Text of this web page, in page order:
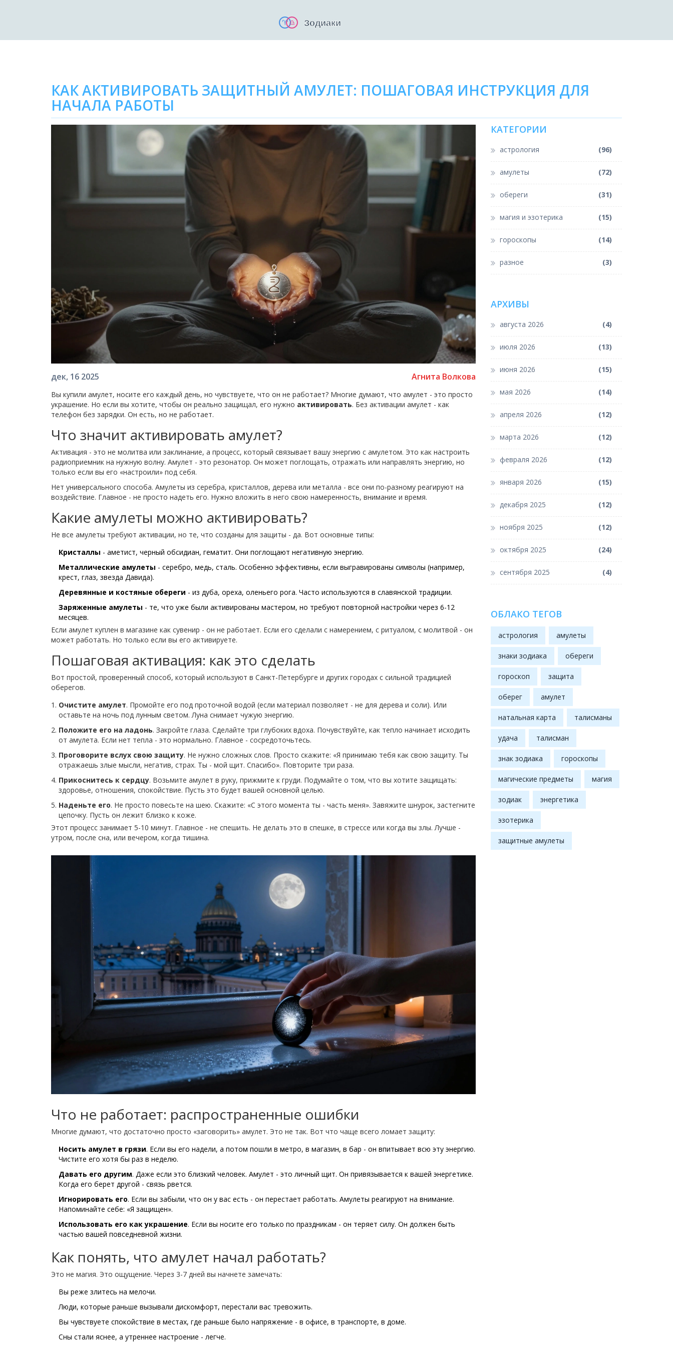
КАК АКТИВИРОВАТЬ ЗАЩИТНЫЙ АМУЛЕТ: ПОШАГОВАЯ ИНСТРУКЦИЯ ДЛЯ
НАЧАЛА РАБОТЫ
дек, 16 2025 Агнита Волкова
Вы купили амулет, носите его каждый день, но чувствуете, что он не работает? Многие думают, что амулет - это просто
украшение. Но если вы хотите, чтобы он реально защищал, его нужно активировать. Без активации амулет - как
телефон без зарядки. Он есть, но не работает.
Что значит активировать амулет?
Активация - это не молитва или заклинание, а процесс, который связывает вашу энергию с амулетом. Это как настроить
радиоприемник на нужную волну. Амулет - это резонатор. Он может поглощать, отражать или направлять энергию, но
только если вы его «настроили» под себя.
Нет универсального способа. Амулеты из серебра, кристаллов, дерева или металла - все они по-разному реагируют на
воздействие. Главное - не просто надеть его. Нужно вложить в него свою намеренность, внимание и время.
Какие амулеты можно активировать?
Не все амулеты требуют активации, но те, что созданы для защиты - да. Вот основные типы:
Кристаллы - аметист, черный обсидиан, гематит. Они поглощают негативную энергию.
Металлические амулеты - серебро, медь, сталь. Особенно эффективны, если выгравированы символы (например,
крест, глаз, звезда Давида).
Деревянные и костяные обереги - из дуба, ореха, оленьего рога. Часто используются в славянской традиции.
Заряженные амулеты - те, что уже были активированы мастером, но требуют повторной настройки через 6-12
месяцев.
Если амулет куплен в магазине как сувенир - он не работает. Если его сделали с намерением, с ритуалом, с молитвой - он
может работать. Но только если вы его активируете.
Пошаговая активация: как это сделать
Вот простой, проверенный способ, который используют в Санкт-Петербурге и других городах с сильной традицией
оберегов.
Очистите амулет. Промойте его под проточной водой (если материал позволяет - не для дерева и соли). Или
оставьте на ночь под лунным светом. Луна снимает чужую энергию.
Положите его на ладонь. Закройте глаза. Сделайте три глубоких вдоха. Почувствуйте, как тепло начинает исходить
от амулета. Если нет тепла - это нормально. Главное - сосредоточьтесь.
Проговорите вслух свою защиту. Не нужно сложных слов. Просто скажите: «Я принимаю тебя как свою защиту. Ты
отражаешь злые мысли, негатив, страх. Ты - мой щит. Спасибо». Повторите три раза.
Прикоснитесь к сердцу. Возьмите амулет в руку, прижмите к груди. Подумайте о том, что вы хотите защищать:
здоровье, отношения, спокойствие. Пусть это будет вашей основной целью.
Наденьте его. Не просто повесьте на шею. Скажите: «С этого момента ты - часть меня». Завяжите шнурок, застегните
цепочку. Пусть он лежит близко к коже.
Этот процесс занимает 5-10 минут. Главное - не спешить. Не делать это в спешке, в стрессе или когда вы злы. Лучше -
утром, после сна, или вечером, когда тишина.
Что не работает: распространенные ошибки
Многие думают, что достаточно просто «заговорить» амулет. Это не так. Вот что чаще всего ломает защиту:
Носить амулет в грязи. Если вы его надели, а потом пошли в метро, в магазин, в бар - он впитывает всю эту энергию.
Чистите его хотя бы раз в неделю.
Давать его другим. Даже если это близкий человек. Амулет - это личный щит. Он привязывается к вашей энергетике.
Когда его берет другой - связь рвется.
Игнорировать его. Если вы забыли, что он у вас есть - он перестает работать. Амулеты реагируют на внимание.
Напоминайте себе: «Я защищен».
Использовать его как украшение. Если вы носите его только по праздникам - он теряет силу. Он должен быть
частью вашей повседневной жизни.
Как понять, что амулет начал работать?
Это не магия. Это ощущение. Через 3-7 дней вы начнете замечать:
Вы реже злитесь на мелочи.
Люди, которые раньше вызывали дискомфорт, перестали вас тревожить.
Вы чувствуете спокойствие в местах, где раньше было напряжение - в офисе, в транспорте, в доме.
Сны стали яснее, а утреннее настроение - легче.
КАТЕГОРИИ
астрология (96)
амулеты (72)
обереги (31)
магия и эзотерика (15)
гороскопы (14)
разное (3)
АРХИВЫ
августа 2026 (4)
июля 2026 (13)
июня 2026 (15)
мая 2026 (14)
апреля 2026 (12)
марта 2026 (12)
февраля 2026 (12)
января 2026 (15)
декабря 2025 (12)
ноября 2025 (12)
октября 2025 (24)
сентября 2025 (4)
ОБЛАКО ТЕГОВ
астрология амулеты
знаки зодиака обереги
гороскоп защита
оберег амулет
натальная карта талисманы
удача талисман
знак зодиака гороскопы
магические предметы магия
зодиак энергетика
эзотерика
защитные амулеты